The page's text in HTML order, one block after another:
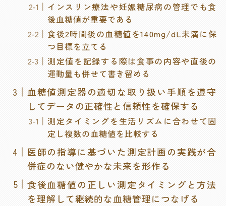
インスリン療法や妊娠糖尿病の管理でも食
後血糖値が重要である
食後2時間後の血糖値を140mg/dL未満に保
つ目標を立てる
測定値を記録する際は食事の内容や直後の
運動量も併せて書き留める
血糖値測定器の適切な取り扱い手順を遵守
してデータの正確性と信頼性を確保する
測定タイミングを生活リズムに合わせて固
定し複数の血糖値を比較する
医師の指導に基づいた測定計画の実践が合
併症のない健やかな未来を形作る
食後血糖値の正しい測定タイミングと方法
を理解して継続的な血糖管理につなげる